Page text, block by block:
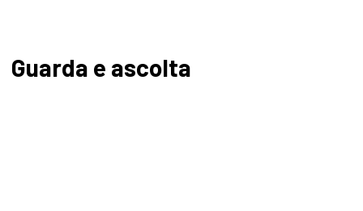
Guarda e ascolta